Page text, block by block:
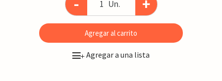
- Un. +
Agregar al carrito
+Agregar a una lista